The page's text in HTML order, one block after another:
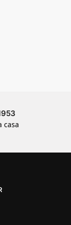
casa